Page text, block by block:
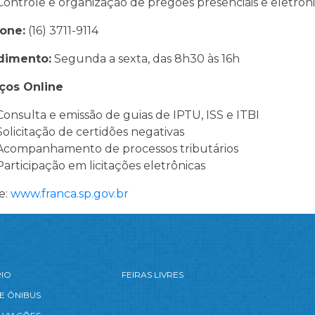
(16) 3711-9114
Segunda a sexta, das 8h30 às 16h
Online
e emissão de guias de IPTU, ISS e ITBI
de certidões negativas
de processos tributários
em licitações eletrônicas
www.franca.sp.gov.br
ÔNIBUS
FEIRAS LIVRES